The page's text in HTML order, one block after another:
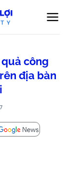
công
địa bàn